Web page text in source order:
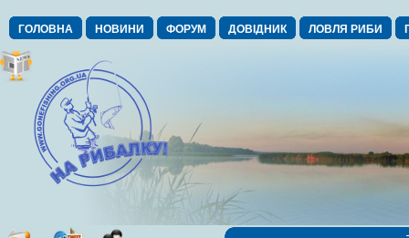
ГОЛОВНА НОВИНИ ФОРУМ ДОВІДНИК ЛОВЛЯ РИБИ